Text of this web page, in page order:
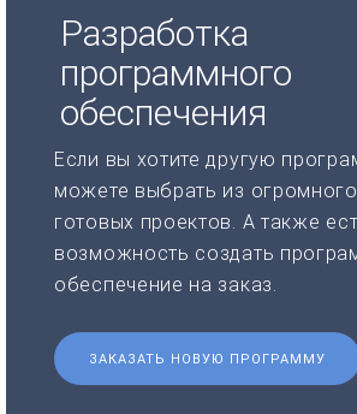
Разработка
программного
обеспечения
Если вы хотите другую
можете выбрать из
готовых проектов. А также
возможность создать
обеспечение на заказ.
ЗАКАЗАТЬ НОВУЮ ПРОГРАММУ